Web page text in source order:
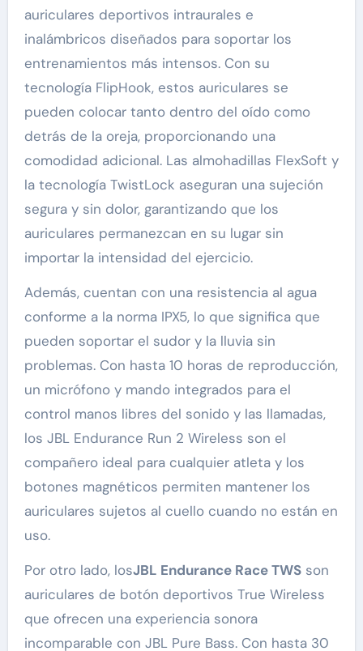
auriculares deportivos intraurales e
inalámbricos diseñados para soportar los
entrenamientos más intensos. Con su
tecnología FlipHook, estos auriculares se
pueden colocar tanto dentro del oído como
detrás de la oreja, proporcionando una
comodidad adicional. Las almohadillas FlexSoft y
la tecnología TwistLock aseguran una sujeción
segura y sin dolor, garantizando que los
auriculares permanezcan en su lugar sin
importar la intensidad del ejercicio.
Además, cuentan con una resistencia al agua
conforme a la norma IPX5, lo que significa que
pueden soportar el sudor y la lluvia sin
problemas. Con hasta 10 horas de reproducción,
un micrófono y mando integrados para el
control manos libres del sonido y las llamadas,
los JBL Endurance Run 2 Wireless son el
compañero ideal para cualquier atleta y los
botones magnéticos permiten mantener los
auriculares sujetos al cuello cuando no están en
uso.
Por otro lado, losJBL Endurance Race TWSson
auriculares de botón deportivos True Wireless
que ofrecen una experiencia sonora
incomparable con JBL Pure Bass. Con hasta 30